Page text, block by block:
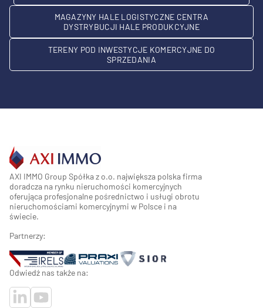
MAGAZYNY HALE LOGISTYCZNE CENTRA
DYSTRYBUCJI HALE PRODUKCYJNE
TERENY POD INWESTYCJE KOMERCYJNE DO
SPRZEDANIA
AXI IMMO Group Spółka z o.o. największa polska firma
doradcza na rynku nieruchomości komercyjnych
oferująca profesjonalne pośrednictwo i usługi obrotu
nieruchomościami komercyjnymi w Polsce i na
świecie.
Partnerzy:
Odwiedź nas także na: